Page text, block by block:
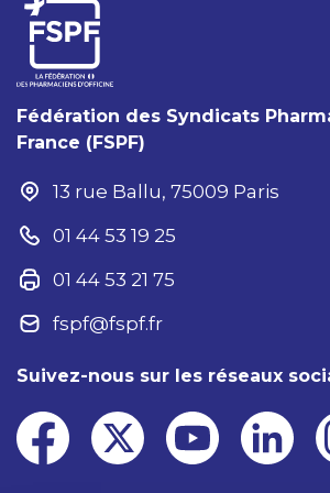
Fédération des Syndicats
France (FSPF)
13 rue Ballu, 75009 Paris
01 44 53 19 25
01 44 53 21 75
fspf@fspf.fr
Suivez-nous sur les réseaux